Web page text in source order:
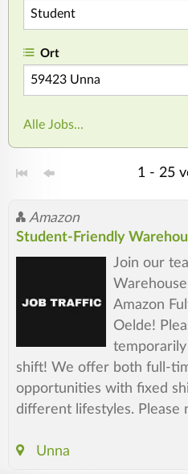
Ort
Alle Jobs...
1 - 25
Amazon
Student-Friendly
Join our
Amazon
Oelde!
shift! We offer both full-
opportunities with fixed
different lifestyles. Please
Unna